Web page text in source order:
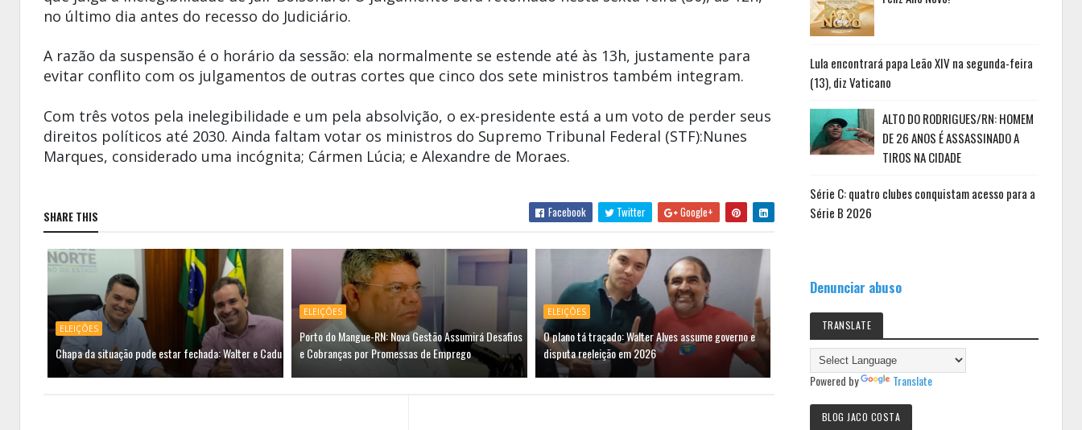
no último dia antes do recesso do Judiciário.
A razão da suspensão é o horário da sessão: ela normalmente se estende até às 13h, justamente para
evitar conflito com os julgamentos de outras cortes que cinco dos sete ministros também integram.
Com três votos pela inelegibilidade e um pela absolvição, o ex-presidente está a um voto de perder seus
direitos políticos até 2030. Ainda faltam votar os ministros do Supremo Tribunal Federal (STF):Nunes
Marques, considerado uma incógnita; Cármen Lúcia; e Alexandre de Moraes.
SHARE THIS Facebook Twitter Google+
ELEIÇÕES
Chapa da situação pode estar fechada: Walter e Cadu
ELEIÇÕES
Porto do Mangue-RN: Nova Gestão Assumirá Desafios
e Cobranças por Promessas de Emprego
ELEIÇÕES
O plano tá traçado: Walter Alves assume governo e
disputa reeleição em 2026
Lula encontrará papa Leão XIV na segunda-feira
(13), diz Vaticano
ALTO DO RODRIGUES/RN: HOMEM
DE 26 ANOS É ASSASSINADO A
TIROS NA CIDADE
Série C: quatro clubes conquistam acesso para a
Série B 2026
Denunciar abuso
TRANSLATE
Powered by Translate
BLOG JACO COSTA